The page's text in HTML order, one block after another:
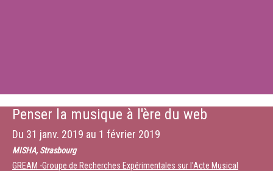
Penser la musique à l'ère du web
Du 31 janv. 2019 au 1 février 2019
MISHA, Strasbourg
GREAM -Groupe de Recherches Expérimentales sur l'Acte Musical